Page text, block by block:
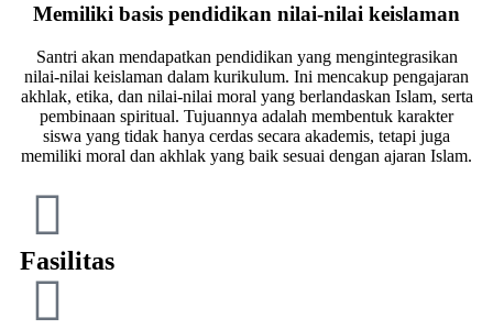
Memiliki basis pendidikan nilai-nilai keislaman
Santri akan mendapatkan pendidikan yang mengintegrasikan
nilai-nilai keislaman dalam kurikulum. Ini mencakup pengajaran
akhlak, etika, dan nilai-nilai moral yang berlandaskan Islam, serta
pembinaan spiritual. Tujuannya adalah membentuk karakter
siswa yang tidak hanya cerdas secara akademis, tetapi juga
memiliki moral dan akhlak yang baik sesuai dengan ajaran Islam.
Fasilitas